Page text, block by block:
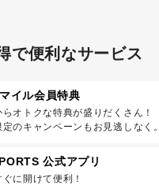
で便利なサービス
イル会員特典
らオトクな特典が盛りだくさん！
のキャンペーンもお見逃しなく。
公式アプリ
に開けて便利！